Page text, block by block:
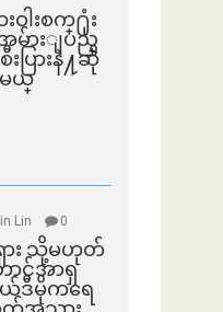
ဝါးစက္​႐ုံး
မ်ားျပည္​
ပြားနဲ႔ဆို
မယ္​
Lin 0
ား သို့မဟုတ်
င်အာရှ
ဒီမိုကရေ